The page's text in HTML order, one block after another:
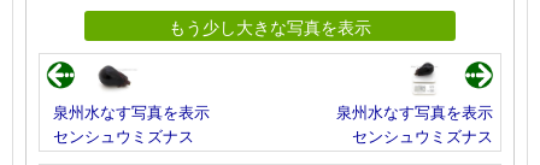
もう少し大きな写真を表示
泉州水なす写真を表示
センシュウミズナス
泉州水なす写真を表示
センシュウミズナス